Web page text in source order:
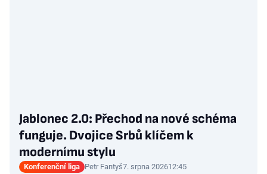
Jablonec 2.0: Přechod na nové schéma
funguje. Dvojice Srbů klíčem k
modernímu stylu
Konferenční liga Petr Fantyš7. srpna 202612:45